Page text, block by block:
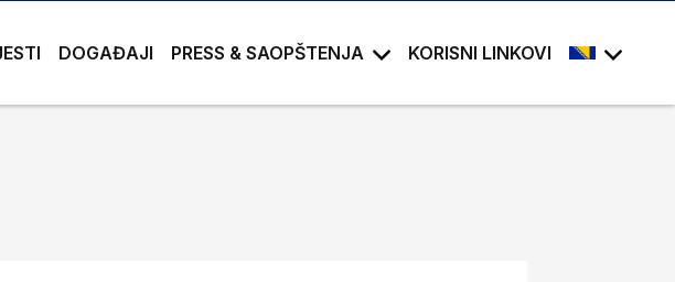
DOGAĐAJI PRESS & SAOPŠTENJA KORISNI LINKOVI